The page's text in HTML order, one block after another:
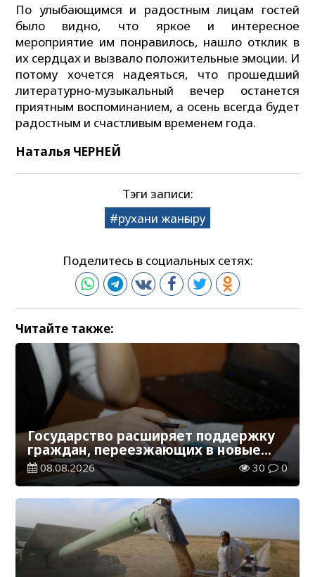
По улыбающимся и радостным лицам гостей
было видно, что яркое и интересное
мероприятие им понравилось, нашло отклик в
их сердцах и вызвало положительные эмоции. И
потому хочется надеяться, что прошедший
литературно-музыкальный вечер останется
приятным воспоминанием, а осень всегда будет
радостным и счастливым временем года.
Наталья ЧЕРНЕЙ
Тэги записи:
рухани жанғыру
Поделитесь в социальных сетях:
Читайте также:
Государство расширяет поддержку
граждан, переезжающих в новые
регионы для работы
08.08.2026 30 0